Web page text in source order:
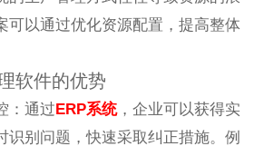
可以通过优化资源配置，提高整体
软件的优势
：通过ERP系统，企业可以获得实
识别问题，快速采取纠正措施。例